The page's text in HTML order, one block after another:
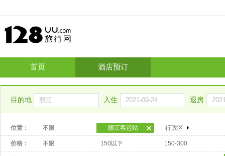
首页 酒店预订
目的地 入住 退房
位置： 不限 丽江客运站 行政区
价格： 不限 150以下 150-300